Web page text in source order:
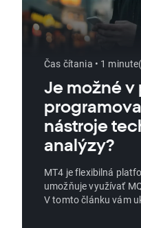
Čas čítania • 1
Je možné v
nástroje
analýzy?
MT4 je flexibilná
umožňuje využívať
V tomto článku vám